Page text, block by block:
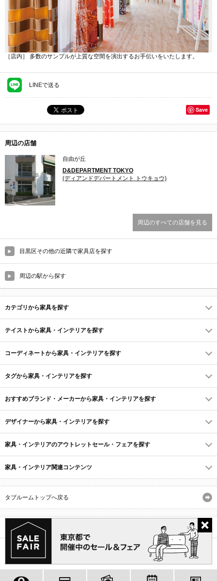
［店内］ 多数のサンプルが上質な空間を演出するお手伝いをいたします。
LINEで送る
Save
周辺の店舗
自由が丘
D&DEPARTMENT TOKYO
(ディアンドデパートメント トウキョウ)
周辺のすべての店舗を見る
目黒区その他の近隣で家具店を探す
周辺の駅から探す
カテゴリから家具を探す
テイストから家具・インテリアを探す
コーディネートから家具・インテリアを探す
タグから家具・インテリアを探す
おすすめブランド・メーカーから家具・インテリアを探す
デザイナーから家具・インテリアを探す
家具・インテリアのアウトレットセール・フェアを探す
家具・インテリア関連コンテンツ
タブルームトップへ戻る
サイトマップ プライバシーポリシー